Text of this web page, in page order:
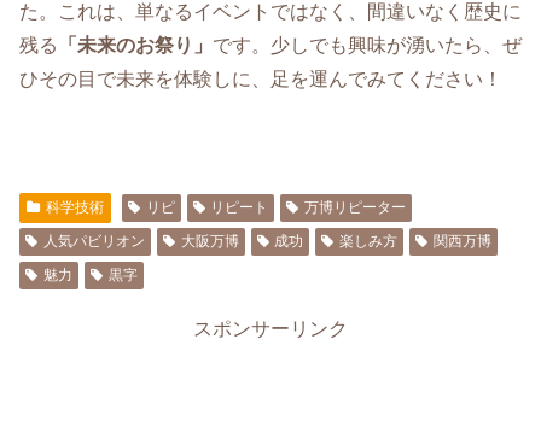
た。これは、単なるイベントではなく、間違いなく歴史に
残る
「未来のお祭り」 です。少しでも興味が湧いたら、ぜ
ひその目で未来を体験しに、足を運んでみてください！
科学技術 リピ リピート
万博リピーター
人気パビリオン
大阪万博 成功 楽しみ方
関西万博
魅力
黒字
スポンサーリンク